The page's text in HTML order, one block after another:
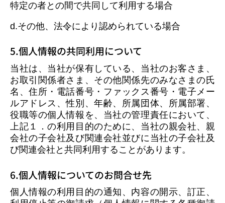
特定の者との間で共同して利用する場合
d.その他、法令により認められている場合
5.個人情報の共同利用について
当社は、当社が保有している、当社のお客さま、
お取引関係者さま、その他関係先のみなさまの氏
名、住所・電話番号・ファックス番号・電子メー
ルアドレス、性別、年齢、所属団体、所属部署、
役職等の個人情報を、当社の管理責任において、
上記１．の利用目的のために、当社の親会社、親
会社の子会社及び関連会社並びに当社の子会社及
び関連会社と共同利用することがあります。
6.個人情報についてのお問合せ先
個人情報の利用目的の通知、内容の開示、訂正、